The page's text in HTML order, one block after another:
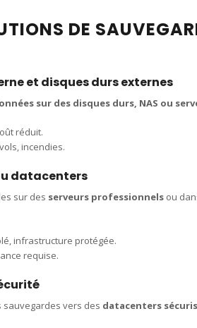
DE
et disques durs externes
sur des disques durs, NAS ou
réduit.
incendies.
datacenters
sur des serveurs professionnels ou
infrastructure protégée.
requise.
sauvegardes vers des datacenters